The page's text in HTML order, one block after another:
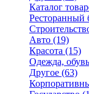
Каталог
Ресторанный
Авто (19)
Красота (15)
Одежда,
Другое (63)